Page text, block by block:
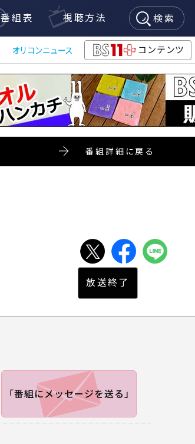
番組表 視聴方法 検索
オリコンニュース
BS11+
コンテンツ
番組詳細に戻る
「番組にメッセージを送る」